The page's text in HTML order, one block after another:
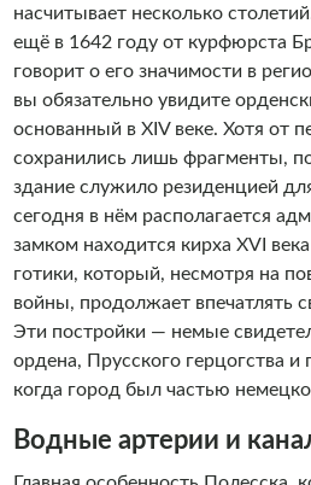
насчитывает несколько
ещё в 1642 году от курфюрста
говорит о его значимости в
вы обязательно увидите
основанный в XIV веке. Хотя от
сохранились лишь фрагменты,
здание служило резиденцией
сегодня в нём располагается
замком находится кирха XVI
готики, который, несмотря на
войны, продолжает впечатлять
Эти постройки — немые
ордена, Прусского герцогства
когда город был частью
Водные артерии и